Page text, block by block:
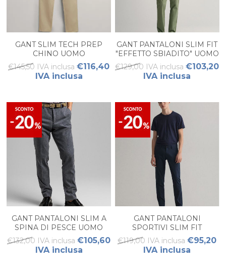
GANT SLIM TECH PREP
CHINO UOMO
€145,50 IVA inclusa €116,40
IVA inclusa
GANT PANTALONI SLIM FIT
"EFFETTO SBIADITO" UOMO
€129,00 IVA inclusa €103,20
IVA inclusa
GANT PANTALONI SLIM A
SPINA DI PESCE UOMO
€132,00 IVA inclusa €105,60
IVA inclusa
GANT PANTALONI
SPORTIVI SLIM FIT
HALLDEN UOMO
€119,00 IVA inclusa €95,20
IVA inclusa